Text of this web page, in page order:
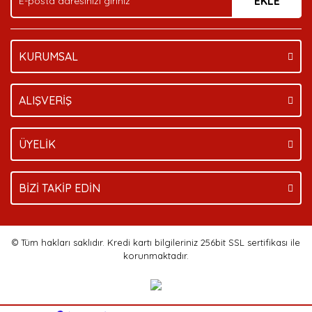
KURUMSAL
ALIŞVERİŞ
ÜYELİK
BİZİ TAKİP EDİN
© Tüm hakları saklıdır. Kredi kartı bilgileriniz 256bit SSL sertifikası ile
korunmaktadır.